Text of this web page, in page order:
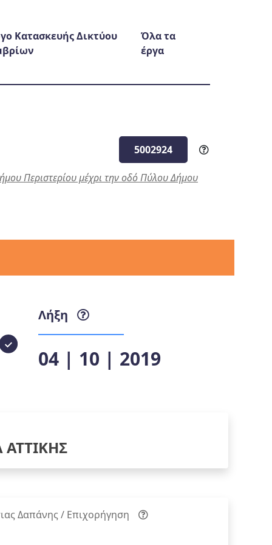
Κατασκευής Δικτύου
Όλα τα
έργα
5002924
Περιστερίου μέχρι την οδό Πύλου Δήμου
Λήξη
04 | 10 | 2019
ΑΤΤΙΚΗΣ
Δαπάνης / Επιχορήγηση